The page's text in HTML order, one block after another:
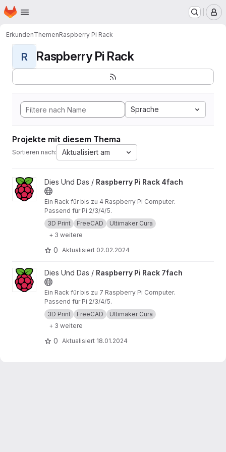
Zum Hauptinhalt springen
Startseite
ErkundenThemenRaspberry Pi Rack
R Raspberry Pi Rack
Sprache
Projekte mit diesem Thema
Sortieren nach: Aktualisiert am
Projekt Raspberry Pi Rack 4fach ansehen
Dies Und Das / Raspberry Pi Rack 4fach
Ein Rack für bis zu 4 Raspberry Pi Computer.
Passend für Pi 2/3/4/5.
3D Print
FreeCAD
Ultimaker Cura
+ 3 weitere
0 Aktualisiert 02.02.2024
Projekt Raspberry Pi Rack 7fach ansehen
Dies Und Das / Raspberry Pi Rack 7fach
Ein Rack für bis zu 7 Raspberry Pi Computer.
Passend für Pi 2/3/4/5.
3D Print
FreeCAD
Ultimaker Cura
+ 3 weitere
0 Aktualisiert 18.01.2024